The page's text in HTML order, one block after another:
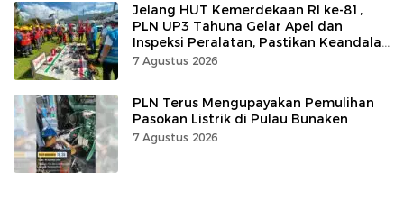
Jelang HUT Kemerdekaan RI ke-81,
PLN UP3 Tahuna Gelar Apel dan
Inspeksi Peralatan, Pastikan Keandalan
Listrik
7 Agustus 2026
PLN Terus Mengupayakan Pemulihan
Pasokan Listrik di Pulau Bunaken
7 Agustus 2026